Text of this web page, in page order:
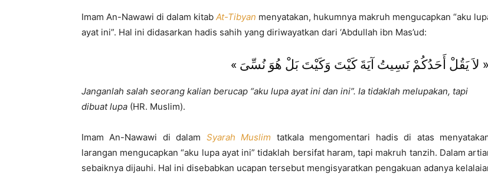
Imam An-Nawawi di dalam kitab At-Tibyan menyatakan, hukumnya makruh mengucapkan “aku
ayat ini”. Hal ini didasarkan hadis sahih yang diriwayatkan dari ‘Abdullah ibn Mas’ud:
بَلْ هُوَ نُسِّىَ ».
Janganlah salah seorang kalian berucap “aku lupa ayat ini dan ini”. Ia tidaklah melupakan, tapi
dibuat lupa (HR. Muslim).
Imam An-Nawawi di dalam Syarah Muslim tatkala mengomentari hadis di atas
larangan mengucapkan “aku lupa ayat ini” tidaklah bersifat haram, tapi makruh tanzih. Dalam
sebaiknya dijauhi. Hal ini disebabkan ucapan tersebut mengisyaratkan pengakuan adanya